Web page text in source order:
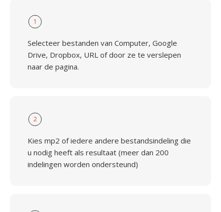
1
Selecteer bestanden van Computer, Google
Drive, Dropbox, URL of door ze te verslepen
naar de pagina.
2
Kies mp2 of iedere andere bestandsindeling die
u nodig heeft als resultaat (meer dan 200
indelingen worden ondersteund)